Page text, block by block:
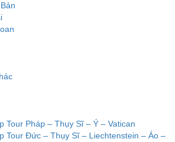
Tour Pháp – Thụy Sĩ – Ý – Vatican
Tour Đức – Thụy Sĩ – Liechtenstein – Áo –